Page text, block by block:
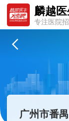
麟越
专注医院
广州市番